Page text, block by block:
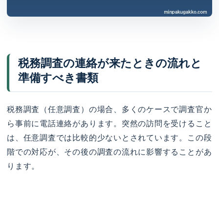
税務調査の連絡が来たときの流れと
準備すべき書類
税務調査（任意調査）の場合、多くのケースで調査官か
ら事前に電話連絡があります。突然の訪問を受けること
は、任意調査では比較的少ないとされています。この段
階での対応が、その後の調査の流れに影響することがあ
ります。